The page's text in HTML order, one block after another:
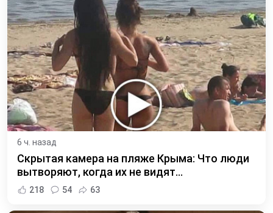
6 ч. назад
Скрытая камера на пляже Крыма: Что люди
вытворяют, когда их не видят...
218 54 63